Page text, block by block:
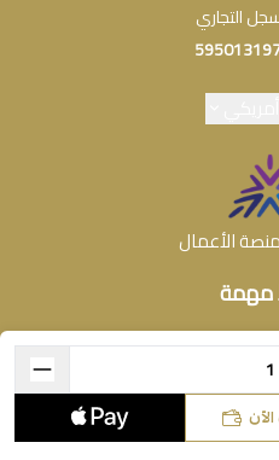
مهمة
والاسترجاع
التجاري
الأعمال